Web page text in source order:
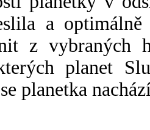
a
z vybraných
planet
planetka